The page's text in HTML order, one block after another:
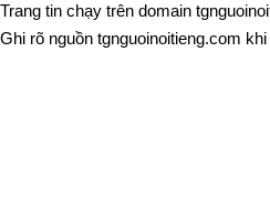
Trang tin chạy trên domain
Ghi rõ nguồn tgnguoinoitieng.com